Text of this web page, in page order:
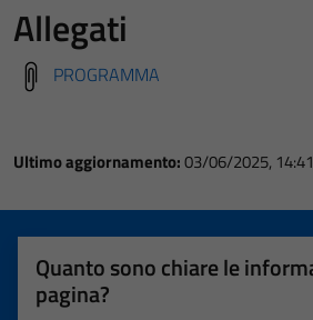
Allegati
PROGRAMMA
Ultimo aggiornamento:03/06/2025, 14:41
Quanto sono chiare le
pagina?